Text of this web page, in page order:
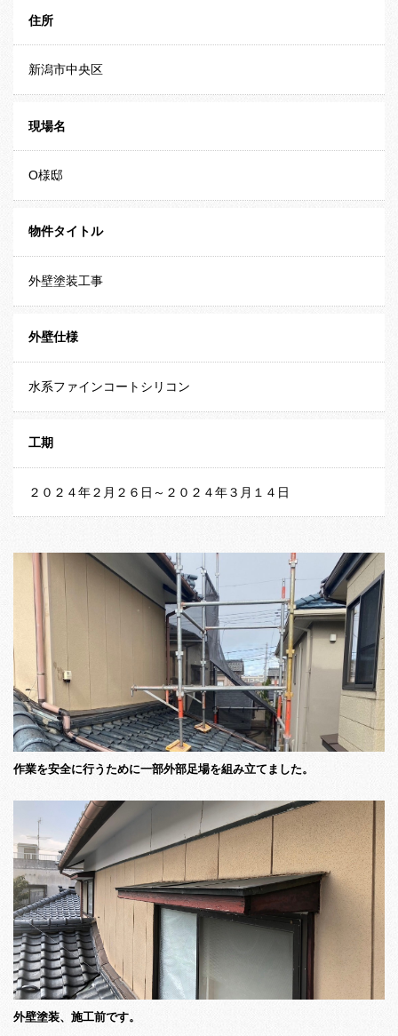
住所
新潟市中央区
現場名
O様邸
物件タイトル
外壁塗装工事
外壁仕様
水系ファインコートシリコン
工期
２０２４年２月２６日～２０２４年３月１４日
作業を安全に行うために一部外部足場を組み立てました。
外壁塗装、施工前です。